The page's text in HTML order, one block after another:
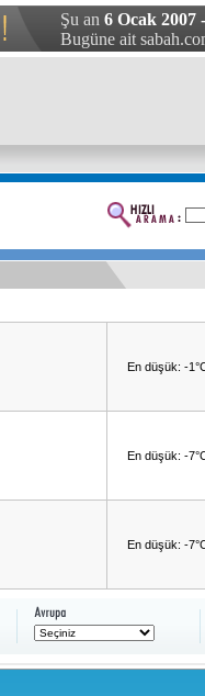
Şu an 6 Ocak 2007
Bugüne ait
En düşük: -
En düşük: -
En düşük: -